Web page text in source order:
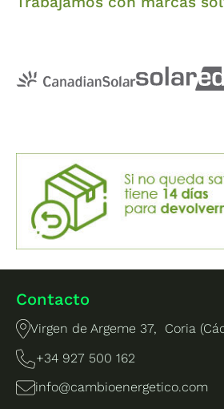
Contacto
Virgen de Argeme 37, Coria
+34 927 500 162
info@cambioenergetico.com